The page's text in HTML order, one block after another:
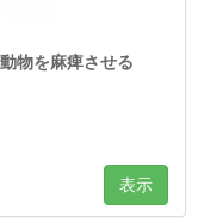
物を麻痺させる
表示